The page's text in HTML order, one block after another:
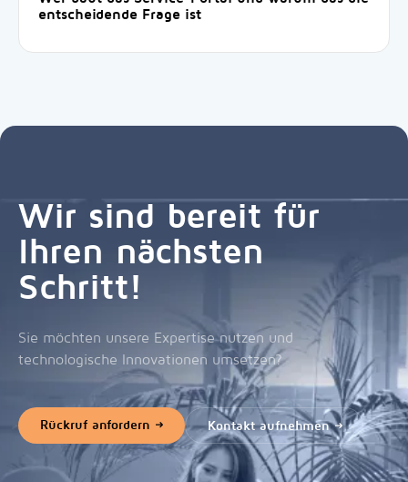
entscheidende Frage ist
Wir sind bereit für
Ihren nächsten
Schritt!
Sie möchten unsere Expertise nutzen und
technologische Innovationen umsetzen?
Rückruf anfordern Kontakt aufnehmen